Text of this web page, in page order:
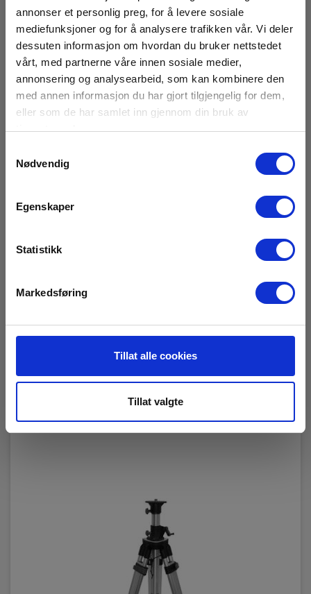
annonser et personlig preg, for å levere sosiale
mediefunksjoner og for å analysere trafikken vår. Vi deler
dessuten informasjon om hvordan du bruker nettstedet
vårt, med partnerne våre innen sosiale medier,
annonsering og analysearbeid, som kan kombinere den
med annen informasjon du har gjort tilgjengelig for dem,
eller som de har samlet inn gjennom din bruk av
tjenestene deres.
Nødvendig
Egenskaper
Statistikk
Markedsføring
Tillat alle cookies
Tillat valgte